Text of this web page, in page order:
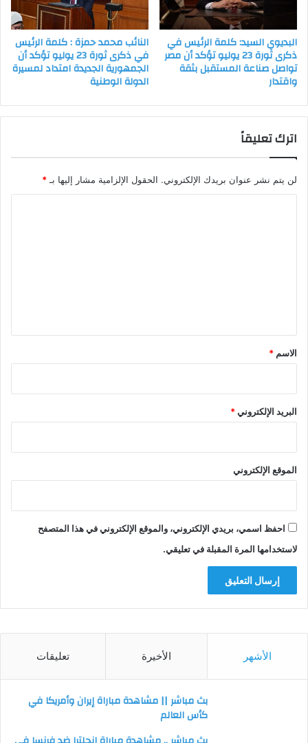
البديوي السيد: كلمة الرئيس في
ذكرى ثورة 23 يوليو تؤكد أن مصر
تواصل صناعة المستقبل بثقة
واقتدار
النائب محمد حمزة : كلمة الرئيس
في ذكرى ثورة 23 يوليو تؤكد أن
الجمهورية الجديدة امتداد لمسيرة
الدولة الوطنية
اترك تعليقاً
لن يتم نشر عنوان بريدك الإلكتروني. الحقول الإلزامية مشار إليها بـ*
*
الاسم *
البريد الإلكتروني*
الموقع الإلكتروني
احفظ اسمي، بريدي الإلكتروني، والموقع الإلكتروني في هذا المتصفح
لاستخدامها المرة المقبلة في تعليقي.
الأشهر الأخيرة تعليقات
بث مباشر || مشاهدة مباراة إيران وأمريكا في
كأس العالم